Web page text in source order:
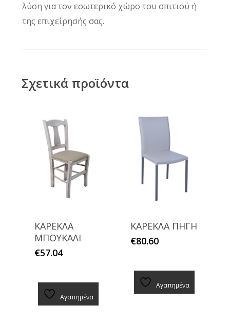
λύση για τον εσωτερικό χώρο του σπιτιού ή
της επιχείρησής σας.
Σχετικά προϊόντα
ΚΑΡΕΚΛΑ
ΜΠΟΥΚΑΛΙ
€57.04
Αγαπημένα
ΚΑΡΕΚΛΑ ΠΗΓΗ
€80.60
Αγαπημένα